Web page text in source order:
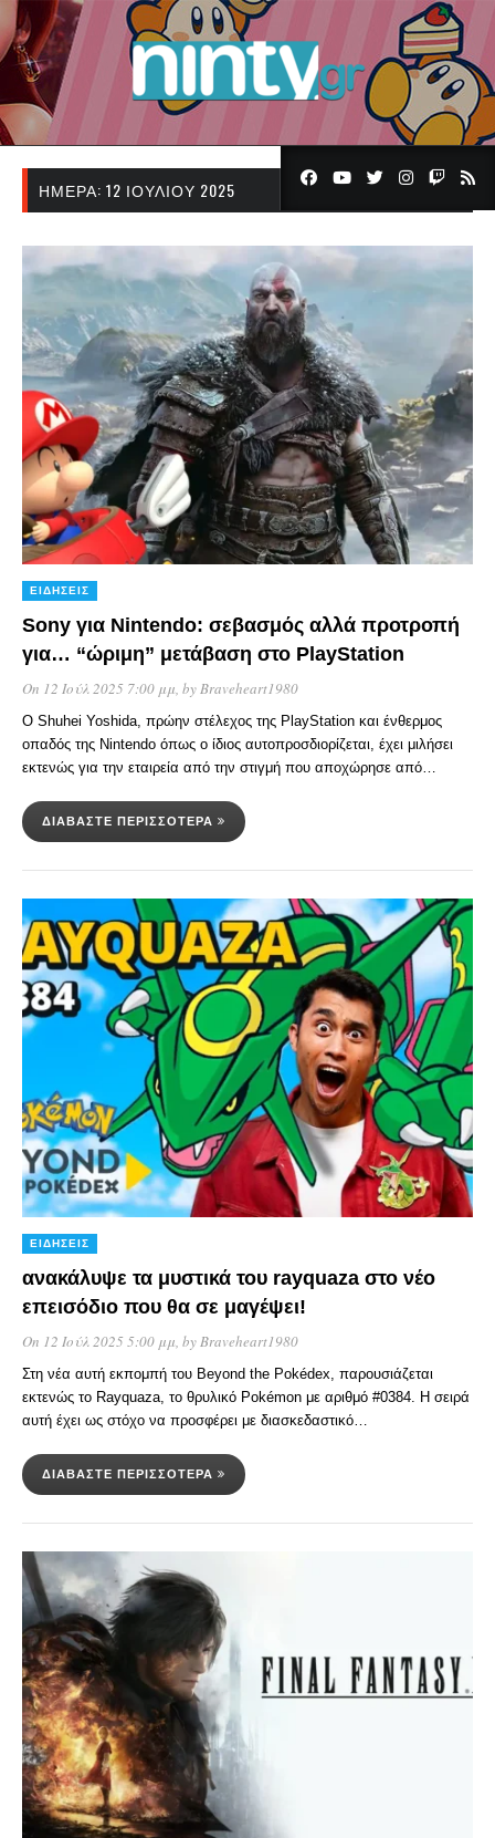
ΗΜΈΡΑ: 12 ΙΟΥΛΊΟΥ 2025
ΕΙΔΉΣΕΙΣ
Sony για Nintendo: σεβασμός αλλά προτροπή
για… “ώριμη” μετάβαση στο PlayStation
On 12 Ιούλ 2025 7:00 μμ, byBraveheart1980
Ο Shuhei Yoshida, πρώην στέλεχος της PlayStation και ένθερμος
οπαδός της Nintendo όπως ο ίδιος αυτοπροσδιορίζεται, έχει μιλήσει
εκτενώς για την εταιρεία από την στιγμή που αποχώρησε από…
ΔΙΑΒΆΣΤΕ ΠΕΡΙΣΣΌΤΕΡΑ
ΕΙΔΉΣΕΙΣ
ανακάλυψε τα μυστικά του rayquaza στο νέο
επεισόδιο που θα σε μαγέψει!
On 12 Ιούλ 2025 5:00 μμ , by Braveheart1980
Στη νέα αυτή εκπομπή του Beyond the Pokédex, παρουσιάζεται
εκτενώς το Rayquaza, το θρυλικό Pokémon με αριθμό #0384. Η σειρά
αυτή έχει ως στόχο να προσφέρει με διασκεδαστικό…
ΔΙΑΒΆΣΤΕ ΠΕΡΙΣΣΌΤΕΡΑ